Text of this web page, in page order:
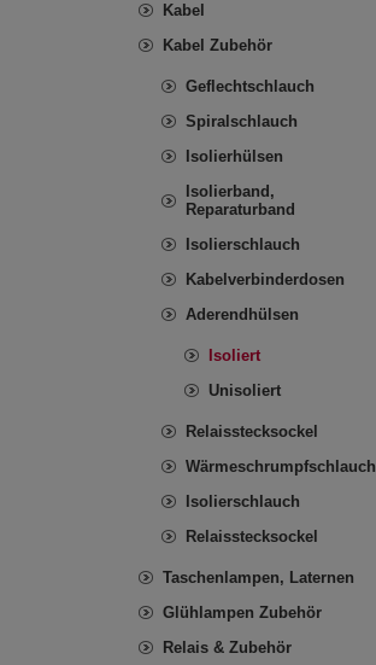
Kabel
Kabel Zubehör
Geflechtschlauch
Spiralschlauch
Isolierhülsen
Isolierband,
Reparaturband
Isolierschlauch
Kabelverbinderdosen
Aderendhülsen
Isoliert
Unisoliert
Relaisstecksockel
Wärmeschrumpfschlauch
Isolierschlauch
Relaisstecksockel
Taschenlampen, Laternen
Glühlampen Zubehör
Relais & Zubehör